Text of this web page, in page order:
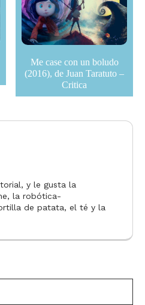
Me case con un boludo
(2016), de Juan Taratuto –
Critica
y le gusta la
la robótica-
de patata, el té y la